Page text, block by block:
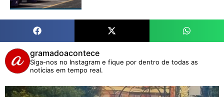
gramadoacontece
Siga-nos no Instagram e fique por dentro de todas as
notícias em tempo real.